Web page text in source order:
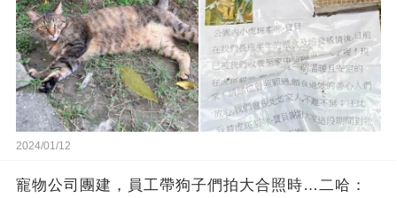
2024/01/12
寵物公司團建，員工帶狗子們拍大合照時…二哈：